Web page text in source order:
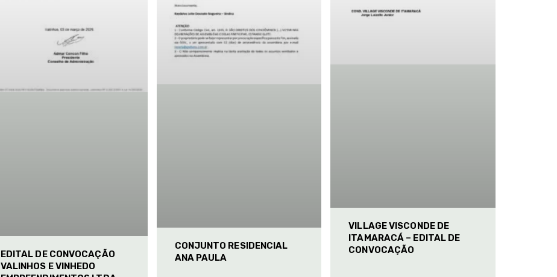
EDITAL DE CONVOCAÇÃO
VALINHOS E VINHEDO
CONJUNTO RESIDENCIAL
ANA PAULA
VILLAGE VISCONDE DE
ITAMARACÁ – EDITAL DE
CONVOCAÇÃO